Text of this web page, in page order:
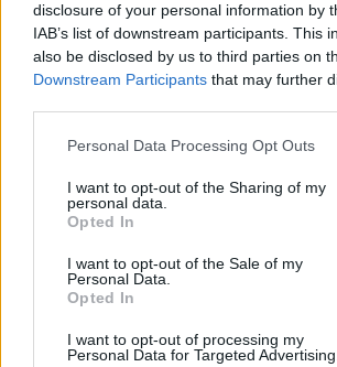
disclosure of your personal information by
IAB’s list of downstream participants. This
also be disclosed by us to third parties on
Downstream Participants that may further
Personal Data Processing Opt Outs
I want to opt-out of the Sharing of my
personal data.
Opted In
I want to opt-out of the Sale of my
Personal Data.
Opted In
I want to opt-out of processing my
Personal Data for Targeted Advertising.
πανελλαδική ημέρα δράσης
ενάντια στον πόλεμο στη Γάζα και
στη συνέχιση της συνεργασίας
Ελλάδας–Ισραήλ
ΔΡΑΣΕΙΣ
Τα παιδιά ανακαλύπτουν το
Απολιθωμένο Δάσος μέσα από
Διαδραστική εκπαιδευτική δράση
στο Μουσείο του Σιγρίου, με
αναμνηστικά για όλους και ετήσια
κάρτα ελεύθερης εισόδου για τον
νικητή
Κάλεσμα για συγκέντρωση υπέρ
της Παλαιστίνης από